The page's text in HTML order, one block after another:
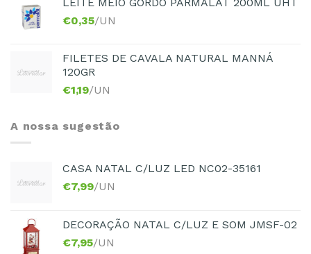
€0,35/UN
FILETES DE CAVALA NATURAL MANNÁ
120GR
€1,19/UN
A nossa sugestão
CASA NATAL C/LUZ LED NC02-35161
€7,99/UN
DECORAÇÃO NATAL C/LUZ E SOM JMSF-02
€7,95/UN